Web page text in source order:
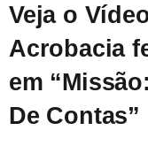
Veja o
Acrobacia
em
De Contas”